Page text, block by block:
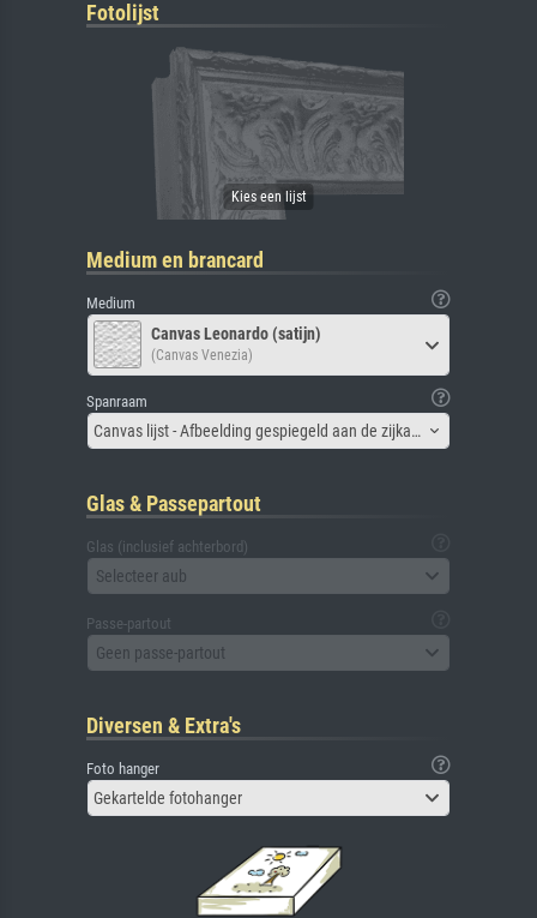
Fotolijst
Medium en brancard
Medium
Canvas Leonardo (satijn)
(Canvas Venezia)
Spanraam
Canvas lijst - Afbeelding gespiegeld aan de zijkant
Glas & Passepartout
Glas (inclusief achterbord)
Selecteer aub
Passe-partout
Geen passe-partout
Diversen & Extra's
Foto hanger
Gekartelde fotohanger